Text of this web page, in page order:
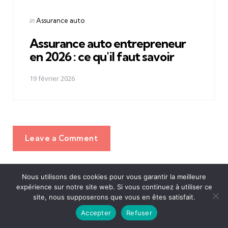
Posted
inAssurance auto
Assurance auto entrepreneur
en 2026 : ce qu'il faut savoir
19 février 2026
Leave a Comment
Nous utilisons des cookies pour vous garantir la meilleure
expérience sur notre site web. Si vous continuez à utiliser ce
site, nous supposerons que vous en êtes satisfait.
Accepter
Refuser